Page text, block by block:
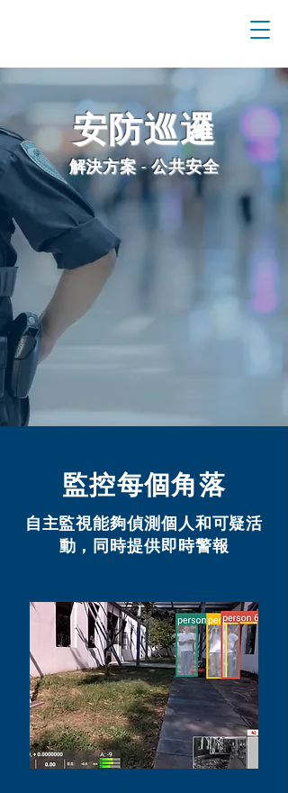
安防巡邏
解決方案 - 公共安全
監控每個角落
自主監視能夠偵測個人和可疑活
動，同時提供即時警報